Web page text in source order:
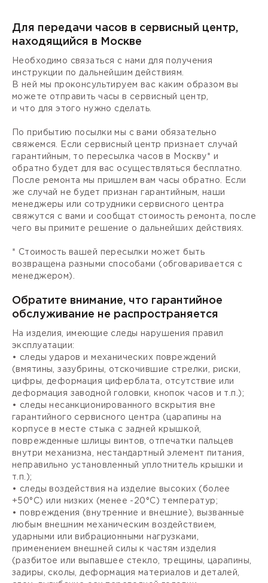
Для передачи часов в сервисный центр,
находящийся в Москве
Необходимо связаться с нами для получения
инструкции по дальнейшим действиям.
В ней мы проконсультируем вас каким образом вы
можете отправить часы в сервисный центр,
и что для этого нужно сделать.
По прибытию посылки мы с вами обязательно
свяжемся. Если сервисный центр признает случай
гарантийным, то пересылка часов в Москву* и
обратно будет для вас осуществляться бесплатно.
После ремонта мы пришлем вам часы обратно. Если
же случай не будет признан гарантийным, наши
менеджеры или сотрудники сервисного центра
свяжутся с вами и сообщат стоимость ремонта, после
чего вы примите решение о дальнейших действиях.
* Стоимость вашей пересылки может быть
возвращена разными способами (обговаривается с
менеджером).
Обратите внимание, что гарантийное
обслуживание не распространяется
На изделия, имеющие следы нарушения правил
эксплуатации:
• следы ударов и механических повреждений
(вмятины, зазубрины, отскочившие стрелки, риски,
цифры, деформация циферблата, отсутствие или
деформация заводной головки, кнопок часов и т.п.);
• следы несанкционированного вскрытия вне
гарантийного сервисного центра (царапины на
корпусе в месте стыка с задней крышкой,
поврежденные шлицы винтов, отпечатки пальцев
внутри механизма, нестандартный элемент питания,
неправильно установленный уплотнитель крышки и
т.п.);
• следы воздействия на изделие высоких (более
+50°С) или низких (менее -20°С) температур;
• повреждения (внутренние и внешние), вызванные
любым внешним механическим воздействием,
ударными или вибрационными нагрузками,
применением внешней силы к частям изделия
(разбитое или выпавшее стекло, трещины, царапины,
задиры, сколы, деформация материалов и деталей,